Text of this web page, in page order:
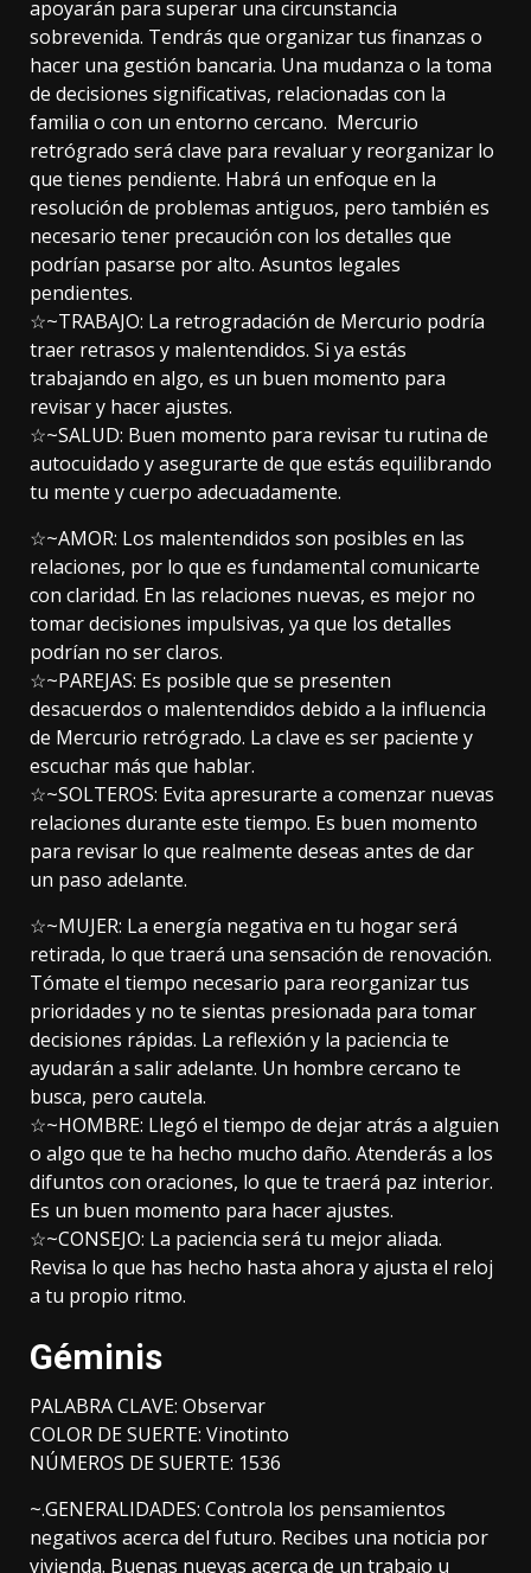
apoyarán para superar una circunstancia
sobrevenida. Tendrás que organizar tus finanzas o
hacer una gestión bancaria. Una mudanza o la toma
de decisiones significativas, relacionadas con la
familia o con un entorno cercano. Mercurio
retrógrado será clave para revaluar y reorganizar lo
que tienes pendiente. Habrá un enfoque en la
resolución de problemas antiguos, pero también es
necesario tener precaución con los detalles que
podrían pasarse por alto. Asuntos legales
pendientes.
☆~TRABAJO: La retrogradación de Mercurio podría
traer retrasos y malentendidos. Si ya estás
trabajando en algo, es un buen momento para
revisar y hacer ajustes.
☆~SALUD: Buen momento para revisar tu rutina de
autocuidado y asegurarte de que estás equilibrando
tu mente y cuerpo adecuadamente.
☆~AMOR: Los malentendidos son posibles en las
relaciones, por lo que es fundamental comunicarte
con claridad. En las relaciones nuevas, es mejor no
tomar decisiones impulsivas, ya que los detalles
podrían no ser claros.
☆~PAREJAS: Es posible que se presenten
desacuerdos o malentendidos debido a la influencia
de Mercurio retrógrado. La clave es ser paciente y
escuchar más que hablar.
☆~SOLTEROS: Evita apresurarte a comenzar nuevas
relaciones durante este tiempo. Es buen momento
para revisar lo que realmente deseas antes de dar
un paso adelante.
☆~MUJER: La energía negativa en tu hogar será
retirada, lo que traerá una sensación de renovación.
Tómate el tiempo necesario para reorganizar tus
prioridades y no te sientas presionada para tomar
decisiones rápidas. La reflexión y la paciencia te
ayudarán a salir adelante. Un hombre cercano te
busca, pero cautela.
☆~HOMBRE: Llegó el tiempo de dejar atrás a alguien
o algo que te ha hecho mucho daño. Atenderás a los
difuntos con oraciones, lo que te traerá paz interior.
Es un buen momento para hacer ajustes.
☆~CONSEJO: La paciencia será tu mejor aliada.
Revisa lo que has hecho hasta ahora y ajusta el reloj
a tu propio ritmo.
Géminis
PALABRA CLAVE: Observar
COLOR DE SUERTE: Vinotinto
NÚMEROS DE SUERTE: 1536
~.GENERALIDADES: Controla los pensamientos
negativos acerca del futuro. Recibes una noticia por
vivienda. Buenas nuevas acerca de un trabajo u